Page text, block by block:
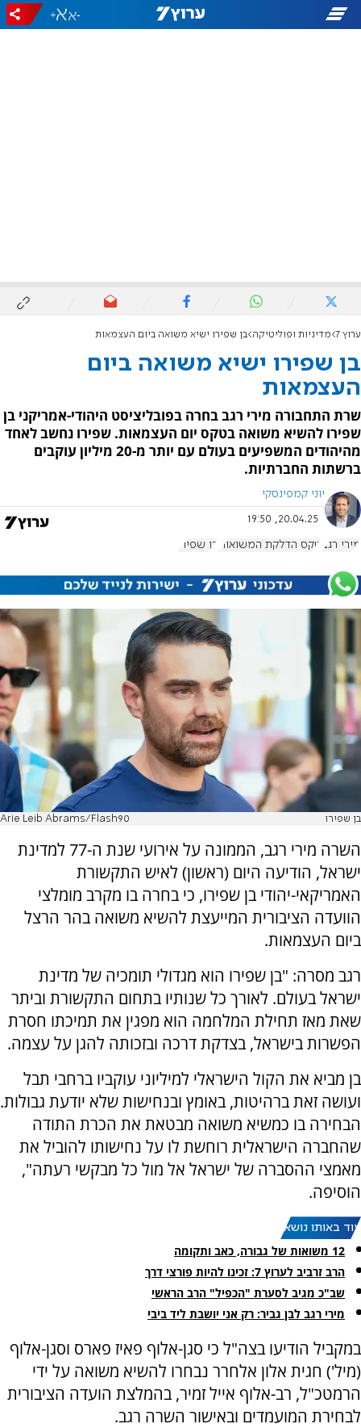
-
+
ערוץ 7 מדיניות ופוליטיקה בן שפירו ישיא משואה ביום העצמאות
בן שפירו ישיא משואה ביום
העצמאות
שרת התחבורה מירי רגב בחרה בפובליציסט היהודי-אמריקני בן
שפירו להשיא משואה בטקס יום העצמאות. שפירו נחשב לאחד
מהיהודים המשפיעים בעולם עם יותר מ-20 מיליון עוקבים
ברשתות החברתיות.
יוני קמפינסקי
20.04.25, 19:50
מירי רגב טקס הדלקת המשואות בן שפירו
בן שפירו Arie Leib Abrams/Flash90
השרה מירי רגב, הממונה על אירועי שנת ה-77 למדינת
ישראל, הודיעה היום (ראשון) לאיש התקשורת
האמריקאי-יהודי בן שפירו, כי בחרה בו מקרב מומלצי
הוועדה הציבורית המייעצת להשיא משואה בהר הרצל
ביום העצמאות.
רגב מסרה: "בן שפירו הוא מגדולי תומכיה של מדינת
ישראל בעולם. לאורך כל שנותיו בתחום התקשורת וביתר
שאת מאז תחילת המלחמה הוא מפגין את תמיכתו חסרת
הפשרות בישראל, בצדקת דרכה ובזכותה להגן על עצמה.
בן מביא את הקול הישראלי למיליוני עוקביו ברחבי תבל
ועושה זאת ברהיטות, באומץ ובנחישות שלא יודעת גבולות.
הבחירה בו כמשיא משואה מבטאת את הכרת התודה
שהחברה הישראלית רוחשת לו על נחישותו להוביל את
מאמצי ההסברה של ישראל אל מול כל מבקשי רעתה",
הוסיפה.
עוד באותו נושא:
12 משואות של גבורה, כאב ותקומה
הרב זרביב לערוץ 7: זכינו להיות פורצי דרך
שב"כ מגיב לסערת "הכפיל" הרב הראשי
מירי רגב לבן גביר: רק אני יושבת ליד ביבי
במקביל הודיעו בצה"ל כי סגן-אלוף פאיז פארס וסגן-אלוף
(מיל') חגית אלון אלחרר נבחרו להשיא משואה על ידי
הרמטכ"ל, רב-אלוף אייל זמיר, בהמלצת הועדה הציבורית
לבחירת המועמדים ובאישור השרה רגב.